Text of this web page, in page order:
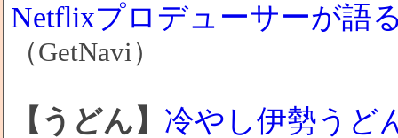
Netflixプロデューサーが語
（GetNavi）
【うどん】 冷やし伊勢うど